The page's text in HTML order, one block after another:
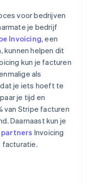
voor bedrijven
je bedrijf
Invoicing, een
kunnen helpen dit
kun je facturen
als
je iets hoeft te
je tijd en
van Stripe facturen
Daarnaast kun je
Invoicing
facturatie.